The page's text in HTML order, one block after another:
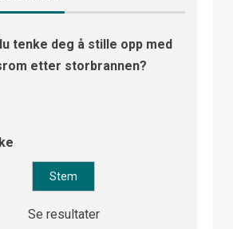
tenke deg å stille opp med
etter storbrannen?
Se resultater